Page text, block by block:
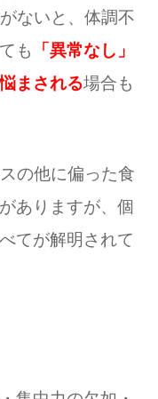
ないと、体調不
も
「異常なし」
まされる場合も
の他に偏った食
ありますが、個
てが解明されて